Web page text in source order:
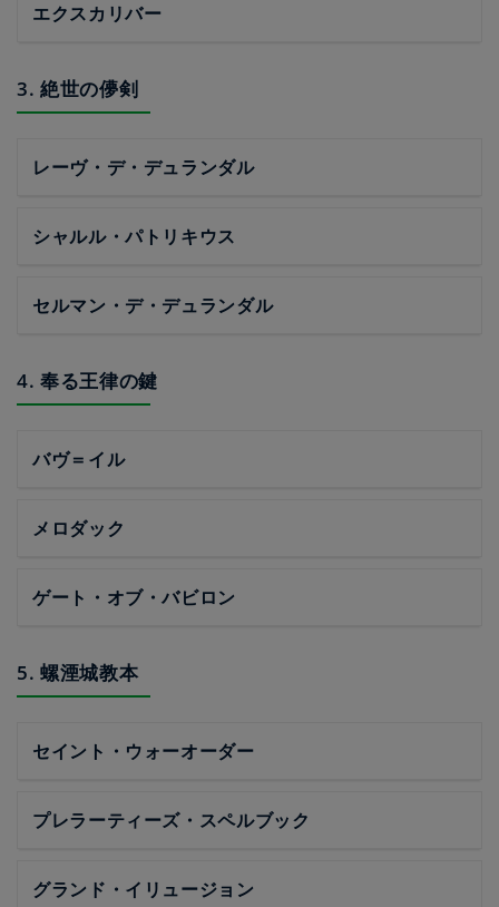
エクスカリバー
3. 絶世の儚剣
レーヴ・デ・デュランダル
シャルル・パトリキウス
セルマン・デ・デュランダル
4. 奉る王律の鍵
バヴ＝イル
メロダック
ゲート・オブ・バビロン
5. 螺湮城教本
セイント・ウォーオーダー
プレラーティーズ・スペルブック
グランド・イリュージョン